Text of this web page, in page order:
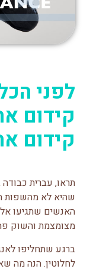
לפני
קידום
קידום
תראו, עברית
שהיא לא מהשפות
האנשים שתגיעו
מצומצמת והשוק
ברגע שתחליפו
לחלוטין. הנה מה